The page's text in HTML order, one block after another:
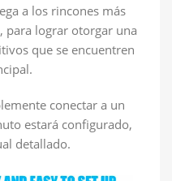
a los rincones más
para lograr otorgar una
que se encuentren
conectar a un
estará configurado,
detallado.